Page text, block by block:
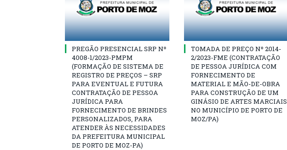
PREGÃO PRESENCIAL SRP Nº
4008-1/2023-PMPM
(FORMAÇÃO DE SISTEMA DE
REGISTRO DE PREÇOS – SRP
PARA EVENTUAL E FUTURA
CONTRATAÇÃO DE PESSOA
JURÍDICA PARA
FORNECIMENTO DE BRINDES
PERSONALIZADOS, PARA
ATENDER ÀS NECESSIDADES
DA PREFEITURA MUNICIPAL
DE PORTO DE MOZ-PA)
TOMADA DE PREÇO Nº 2014-
2/2023-FME (CONTRATAÇÃO
DE PESSOA JURÍDICA COM
FORNECIMENTO DE
MATERIAL E MÃO-DE-OBRA
PARA CONSTRUÇÃO DE UM
GINÁSIO DE ARTES MARCIAIS
NO MUNICÍPIO DE PORTO DE
MOZ/PA)